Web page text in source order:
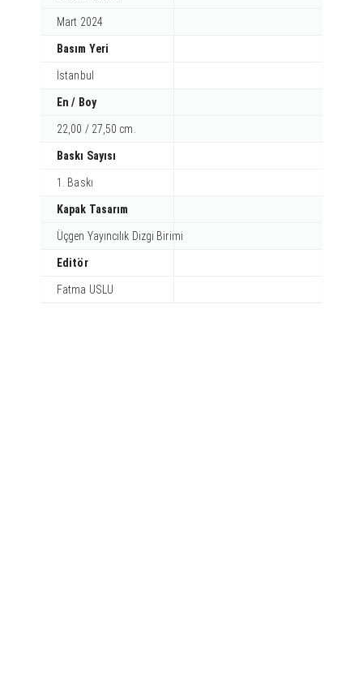
Mart 2024
Basım Yeri
İstanbul
En / Boy
22,00 / 27,50 cm.
Baskı Sayısı
1. Baskı
Kapak Tasarım
Üçgen Yayıncılık Dizgi Birimi
Editör
Fatma USLU